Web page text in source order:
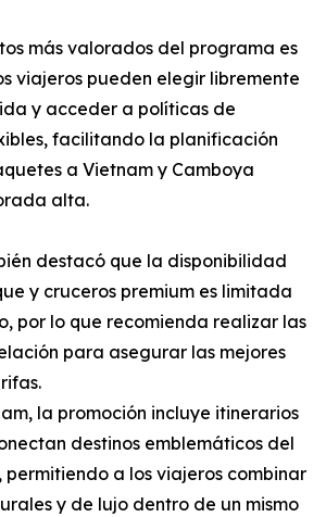
más valorados del programa es
viajeros pueden elegir libremente
y acceder a políticas de
facilitando la planificación
a Vietnam y Camboya
alta.
destacó que la disponibilidad
y cruceros premium es limitada
por lo que recomienda realizar las
para asegurar las mejores
la promoción incluye itinerarios
destinos emblemáticos del
permitiendo a los viajeros combinar
y de lujo dentro de un mismo